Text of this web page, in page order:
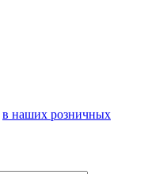
в наших розничных